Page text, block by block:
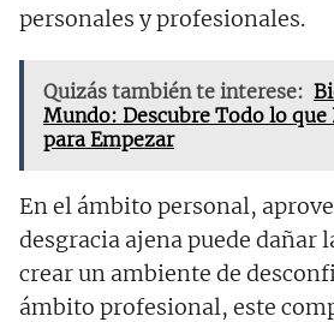
personales y profesionales.
Quizás también te interese:
Mundo: Descubre Todo lo que
para Empezar
En el ámbito personal,
desgracia ajena puede dañar
crear un ambiente de
ámbito profesional, este